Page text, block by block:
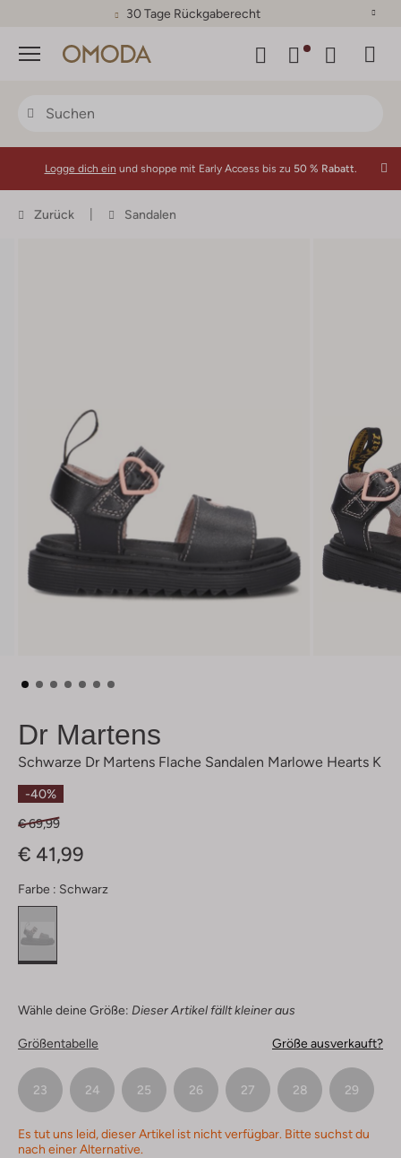
30 Tage Rückgaberecht
Menü
Logge dich ein und shoppe mit Early Access bis zu 50 % Rabatt.
Zurück Sandalen
Dr Martens
Schwarze Dr Martens Flache Sandalen Marlowe Hearts K
-40%
€ 69,99
€ 41,99
Farbe : Schwarz
Wähle deine Größe: Dieser Artikel fällt kleiner aus
Größentabelle Größe ausverkauft?
23 24 25 26 27 28 29
Es tut uns leid, dieser Artikel ist nicht verfügbar. Bitte suchst du
nach einer Alternative.